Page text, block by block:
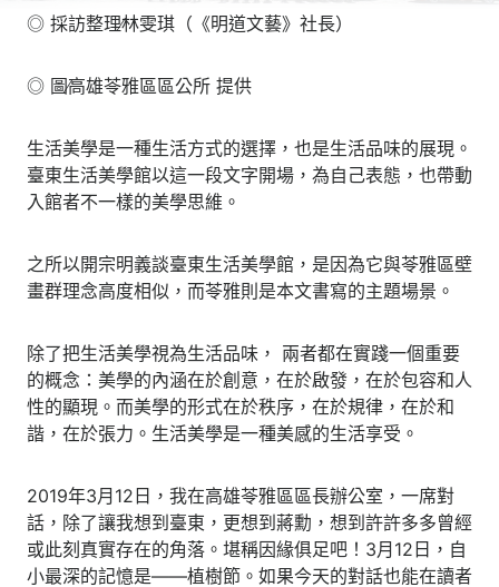
◎ 採訪整理∕林雯琪（《明道文藝》社長）
◎ 圖∕高雄苓雅區區公所 提供
生活美學是一種生活方式的選擇，也是生活品味的展現。
臺東生活美學館以這一段文字開場，為自己表態，也帶動
入館者不一樣的美學思維。
之所以開宗明義談臺東生活美學館，是因為它與苓雅區壁
畫群理念高度相似，而苓雅則是本文書寫的主題場景。
除了把生活美學視為生活品味， 兩者都在實踐一個重要
的概念：美學的內涵在於創意，在於啟發，在於包容和人
性的顯現。而美學的形式在於秩序，在於規律，在於和
諧，在於張力。生活美學是一種美感的生活享受。
2019年3月12日，我在高雄苓雅區區長辦公室，一席對
話，除了讓我想到臺東，更想到蔣勳，想到許許多多曾經
或此刻真實存在的角落。堪稱因緣俱足吧！3月12日，自
小最深的記憶是――植樹節。如果今天的對話也能在讀者